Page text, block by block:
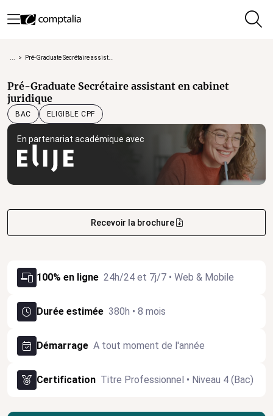
> Pré-Graduate Secrétaire assist...
Pré-Graduate Secrétaire assistant en cabinet
juridique
BAC ELIGIBLE CPF
En partenariat académique avec
Recevoir la brochure
100% en ligne 24h/24 et 7j/7 • Web & Mobile
Durée estimée 380h • 8 mois
Démarrage A tout moment de l'année
Certification Titre Professionnel • Niveau 4 (Bac)